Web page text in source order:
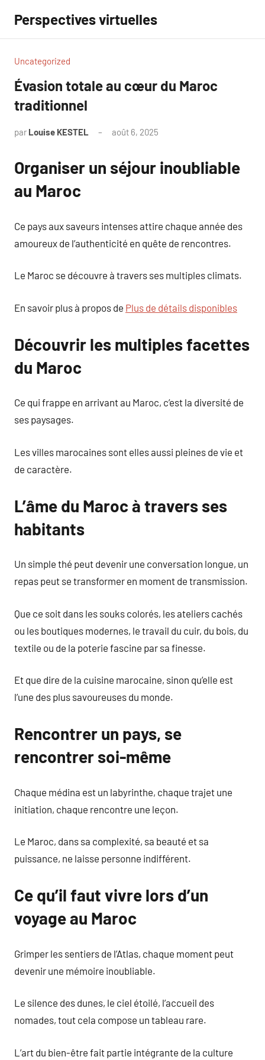
contenu
Perspectives virtuelles
Uncategorized
Évasion totale au cœur du Maroc
traditionnel
par Louise KESTEL août 6, 2025
Organiser un séjour inoubliable
au Maroc
Ce pays aux saveurs intenses attire chaque année des
amoureux de l’authenticité en quête de rencontres.
Le Maroc se découvre à travers ses multiples climats.
En savoir plus à propos de Plus de détails disponibles
Découvrir les multiples facettes
du Maroc
Ce qui frappe en arrivant au Maroc, c’est la diversité de
ses paysages.
Les villes marocaines sont elles aussi pleines de vie et
de caractère.
L’âme du Maroc à travers ses
habitants
Un simple thé peut devenir une conversation longue, un
repas peut se transformer en moment de transmission.
Que ce soit dans les souks colorés, les ateliers cachés
ou les boutiques modernes, le travail du cuir, du bois, du
textile ou de la poterie fascine par sa finesse.
Et que dire de la cuisine marocaine, sinon qu’elle est
l’une des plus savoureuses du monde.
Rencontrer un pays, se
rencontrer soi-même
Chaque médina est un labyrinthe, chaque trajet une
initiation, chaque rencontre une leçon.
Le Maroc, dans sa complexité, sa beauté et sa
puissance, ne laisse personne indifférent.
Ce qu’il faut vivre lors d’un
voyage au Maroc
Grimper les sentiers de l’Atlas, chaque moment peut
devenir une mémoire inoubliable.
Le silence des dunes, le ciel étoilé, l’accueil des
nomades, tout cela compose un tableau rare.
L’art du bien-être fait partie intégrante de la culture